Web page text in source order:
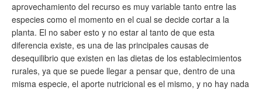
aprovechamiento del recurso es muy variable tanto entre las
especies como el momento en el cual se decide cortar a la
planta. El no saber esto y no estar al tanto de que esta
diferencia existe, es una de las principales causas de
desequilibrio que existen en las dietas de los establecimientos
rurales, ya que se puede llegar a pensar que, dentro de una
misma especie, el aporte nutricional es el mismo, y no hay nada